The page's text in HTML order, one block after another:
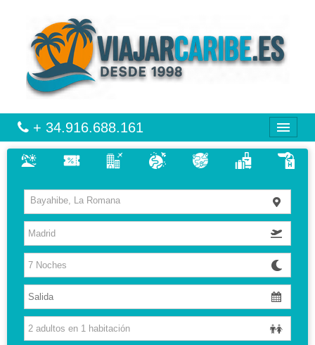
+ 34.916.688.161
VIAJES
VUELO + HOTEL
MULTIDESTINOS
HOTELES
CIRCUITOS
Bayahibe, La Romana